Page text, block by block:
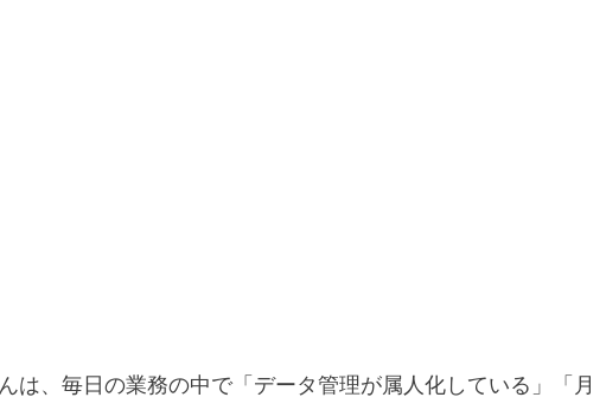
は、毎日の業務の中で「データ管理が属人化している」「月